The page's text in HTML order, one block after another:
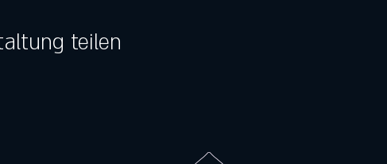
teilen